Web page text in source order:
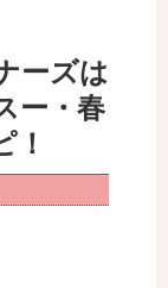
ーズは
ー・春
！